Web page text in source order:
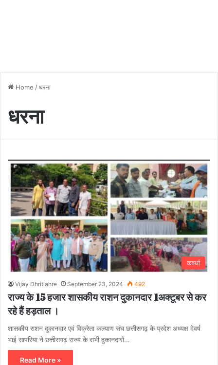
Home /धरना
धरना
कवर्धा
Vijay Dhritlahre September 23, 2024 492
राज्य के 15 हजार शासकीय राशन दुकानदार 1अक्टूबर से कर
रहे हैं हड़ताल ।
शासकीय राशन दुकानदार एवं विक्रेता कल्याण संघ छत्तीसगढ़ के प्रदेश अध्यक्ष देवर्ष
भाई सापरिया ने छत्तीसगढ़ राज्य के सभी दुकानदारों…
Read More »